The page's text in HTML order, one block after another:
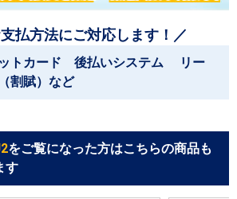
払方法にご対応します！／
トカード 後払いシステム リー
賦）など
をご覧になった方はこちらの商品も
す